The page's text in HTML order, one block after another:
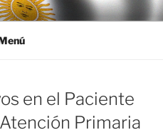
en el Paciente
Primaria